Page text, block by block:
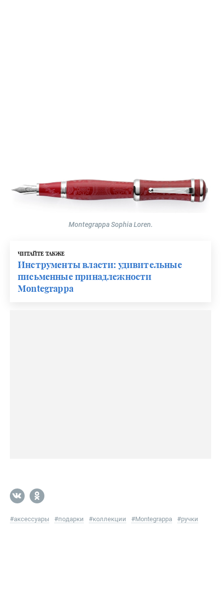
Montegrappa Sophia Loren.
ЧИТАЙТЕ ТАКЖЕ
Инструменты власти: удивительные
письменные принадлежности
Montegrappa
#аксессуары #подарки #коллекции #Montegrappa #ручки